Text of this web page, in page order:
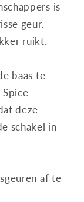
is
geur.
ruikt.
baas te
deze
schakel in
af te